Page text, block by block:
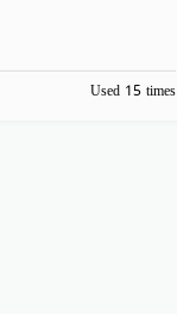
Used 15 times